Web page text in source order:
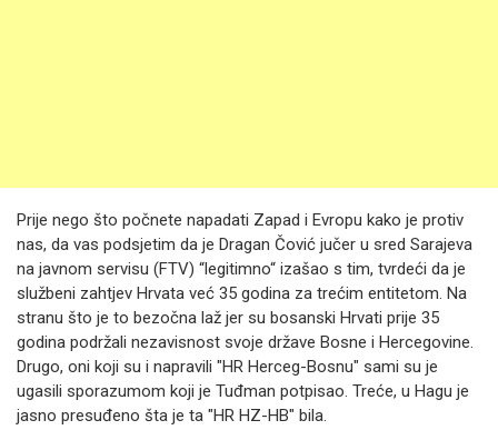
Prije nego što počnete napadati Zapad i Evropu kako je protiv
nas, da vas podsjetim da je Dragan Čović jučer u sred Sarajeva
na javnom servisu (FTV) “legitimno“ izašao s tim, tvrdeći da je
službeni zahtjev Hrvata već 35 godina za trećim entitetom. Na
stranu što je to bezočna laž jer su bosanski Hrvati prije 35
godina podržali nezavisnost svoje države Bosne i Hercegovine.
Drugo, oni koji su i napravili "HR Herceg-Bosnu" sami su je
ugasili sporazumom koji je Tuđman potpisao. Treće, u Hagu je
jasno presuđeno šta je ta "HR HZ-HB" bila.